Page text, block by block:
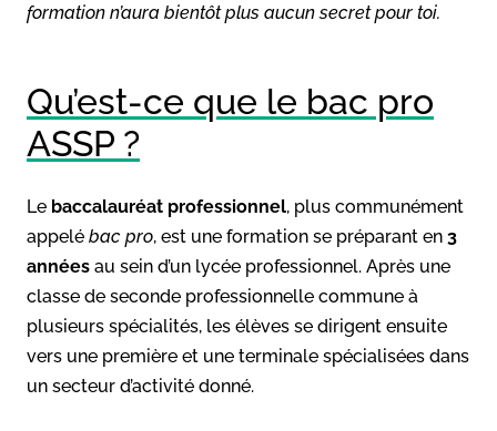
formation n’aura bientôt plus aucun secret pour toi.
Qu’est-ce que le bac pro
ASSP ?
Le baccalauréat professionnel, plus communément
appelé bac pro, est une formation se préparant en 3
années au sein d’un lycée professionnel. Après une
classe de seconde professionnelle commune à
plusieurs spécialités, les élèves se dirigent ensuite
vers une première et une terminale spécialisées dans
un secteur d’activité donné.